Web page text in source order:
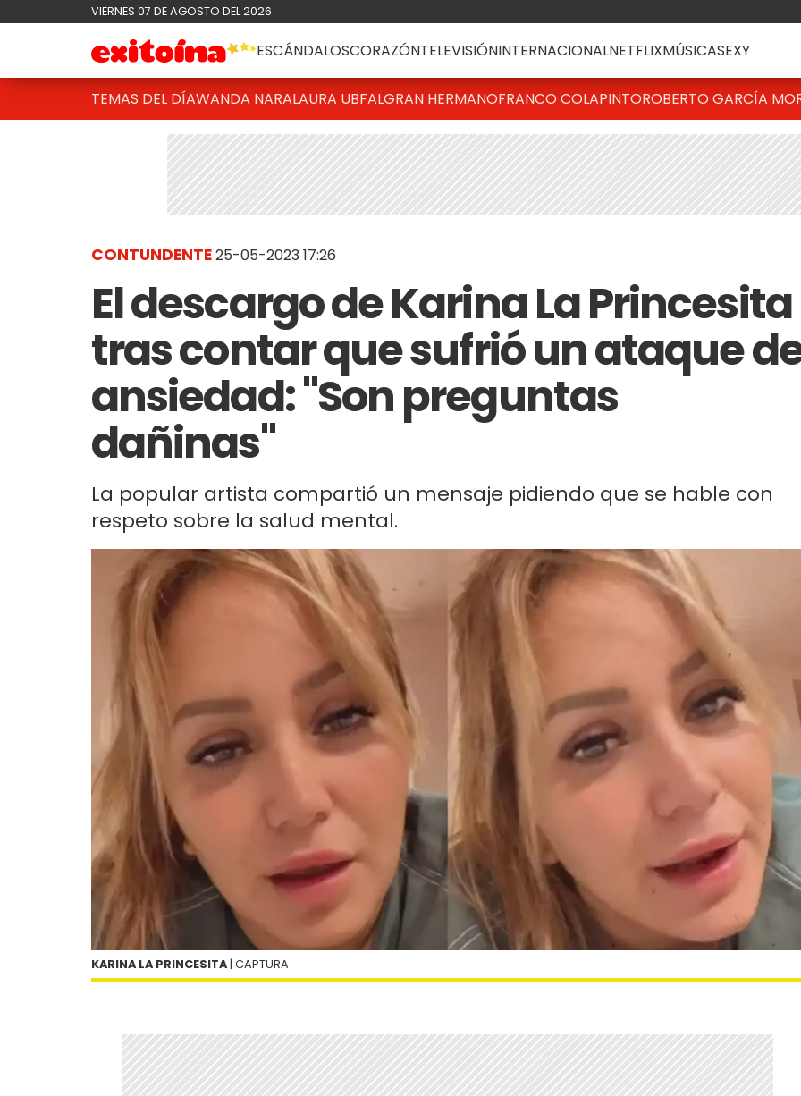
VIERNES 07 DE AGOSTO DEL 2026
ESCÁNDALOSCORAZÓNTELEVISIÓNINTERNACIONALNETFLIXMÚSICASEXY
TEMAS DEL DÍAWANDA NARALAURA UBFALGRAN HERMANOFRANCO COLAPINTOROBERTO GARCÍA
CONTUNDENTE25-05-2023 17:26
El descargo de Karina La Princesita
tras contar que sufrió un ataque
ansiedad: "Son preguntas
dañinas"
La popular artista compartió un mensaje pidiendo que se hable con
respeto sobre la salud mental.
KARINA LA PRINCESITA | CAPTURA